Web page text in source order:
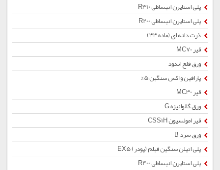
پلی استایرن انبساطی R310
پلی استایرن انبساطی R200
ذرت دانه ای (ماده 33)
قیر MC70
ورق قلع اندود
پارافین واکس سنگین 5%
قیر MC30
ورق گالوانیزه G
قیر امولسیون CSS1H
ورق سرد B
پلی اتیلن سنگین فیلم (پودر) EX5
پلی استایرن انبساطی R400